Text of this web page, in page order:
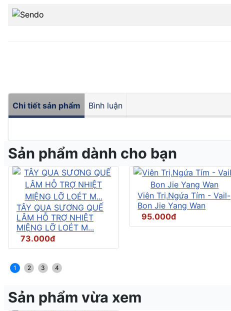
Chi tiết sản phẩm Bình luận
Sản phẩm dành cho bạn
TÂY QUA SƯƠNG QUẾ
LÂM HỖ TRỢ NHIỆT
MIỆNG LỠ LOÉT M...
73.000đ
Viên Trị.Ngứa Tím - Vail-
Bon Jie Yang Wan
95.000đ
1 2 3 4
Sản phẩm vừa xem